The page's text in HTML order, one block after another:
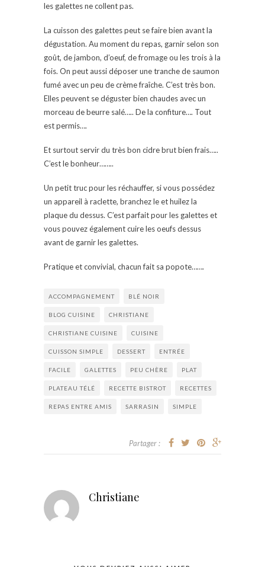
les galettes ne collent pas.
La cuisson des galettes peut se faire bien avant la
dégustation. Au moment du repas, garnir selon son
goût, de jambon, d’oeuf, de fromage ou les trois à la
fois. On peut aussi déposer une tranche de saumon
fumé avec un peu de crème fraîche. C’est très bon.
Elles peuvent se déguster bien chaudes avec un
morceau de beurre salé….. De la confiture…. Tout
est permis….
Et surtout servir du très bon cidre brut bien frais…..
C’est le bonheur……..
Un petit truc pour les réchauffer, si vous possédez
un appareil à raclette, branchez le et huilez la
plaque du dessus. C’est parfait pour les galettes et
vous pouvez également cuire les oeufs dessus
avant de garnir les galettes.
Pratique et convivial, chacun fait sa popote…….
ACCOMPAGNEMENT BLÉ NOIR
BLOG CUISINE CHRISTIANE
CHRISTIANE CUISINE CUISINE
CUISSON SIMPLE DESSERT ENTRÉE
FACILE GALETTES PEU CHÈRE PLAT
PLATEAU TÉLÉ RECETTE BISTROT RECETTES
REPAS ENTRE AMIS SARRASIN SIMPLE
Partager :
Christiane